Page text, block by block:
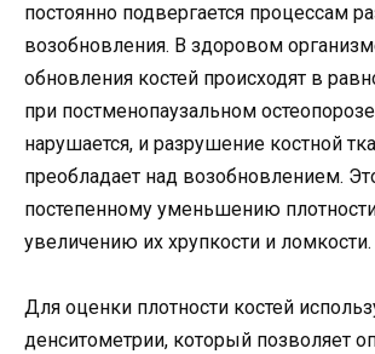
постоянно подвергается процессам
возобновления. В здоровом
обновления костей происходят в
при постменопаузальном
нарушается, и разрушение костной
преобладает над возобновлением.
постепенному уменьшению
увеличению их хрупкости и ломкости.
Для оценки плотности костей
денситометрии, который позволяет